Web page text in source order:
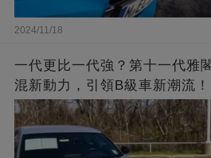
2024/11/18
一代更比一代強？第十一代雅
混新動力，引領B級車新潮流！